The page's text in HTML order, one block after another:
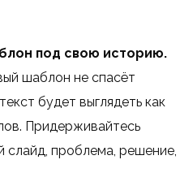
под свою историю.
шаблон не спасёт
будет выглядеть как
Придерживайтесь
слайд, проблема, решение,